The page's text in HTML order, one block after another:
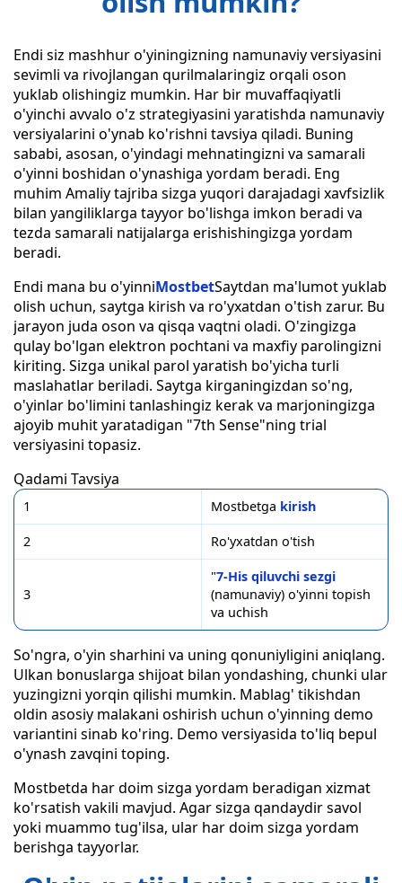
Endi siz mashhur o'yiningizning namunaviy versiyasini
sevimli va rivojlangan qurilmalaringiz orqali oson
yuklab olishingiz mumkin. Har bir muvaffaqiyatli
o'yinchi avvalo o'z strategiyasini yaratishda namunaviy
versiyalarini o'ynab ko'rishni tavsiya qiladi. Buning
sababi, asosan, o'yindagi mehnatingizni va samarali
o'yinni boshidan o'ynashiga yordam beradi. Eng
muhim Amaliy tajriba sizga yuqori darajadagi xavfsizlik
bilan yangiliklarga tayyor bo'lishga imkon beradi va
tezda samarali natijalarga erishishingizga yordam
beradi.
Endi mana bu o'yinniMostbetSaytdan ma'lumot yuklab
olish uchun, saytga kirish va ro'yxatdan o'tish zarur. Bu
jarayon juda oson va qisqa vaqtni oladi. O'zingizga
qulay bo'lgan elektron pochtani va maxfiy parolingizni
kiriting. Sizga unikal parol yaratish bo'yicha turli
maslahatlar beriladi. Saytga kirganingizdan so'ng,
o'yinlar bo'limini tanlashingiz kerak va marjoningizga
ajoyib muhit yaratadigan "7th Sense"ning trial
versiyasini topasiz.
Qadami Tavsiya
1 Mostbetga kirish
2 Ro'yxatdan o'tish
3
"7-His qiluvchi sezgi
(namunaviy) o'yinni topish
va uchish
So'ngra, o'yin sharhini va uning qonuniyligini aniqlang.
Ulkan bonuslarga shijoat bilan yondashing, chunki ular
yuzingizni yorqin qilishi mumkin. Mablag' tikishdan
oldin asosiy malakani oshirish uchun o'yinning demo
variantini sinab ko'ring. Demo versiyasida to'liq bepul
o'ynash zavqini toping.
Mostbetda har doim sizga yordam beradigan xizmat
ko'rsatish vakili mavjud. Agar sizga qandaydir savol
yoki muammo tug'ilsa, ular har doim sizga yordam
berishga tayyorlar.